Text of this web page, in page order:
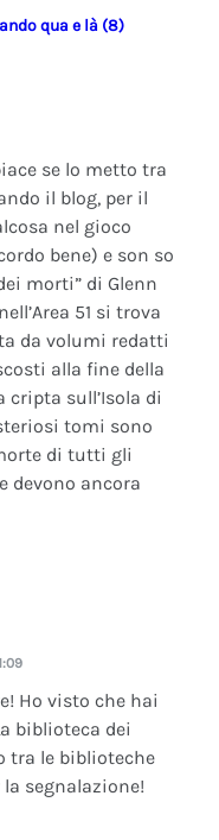
qua e là (8)
se lo metto tra
il blog, per il
nel gioco
bene) e son so
morti” di Glenn
51 si trova
da volumi redatti
alla fine della
sull’Isola di
tomi sono
di tutti gli
devono ancora
Ho visto che hai
biblioteca dei
tra le biblioteche
segnalazione!